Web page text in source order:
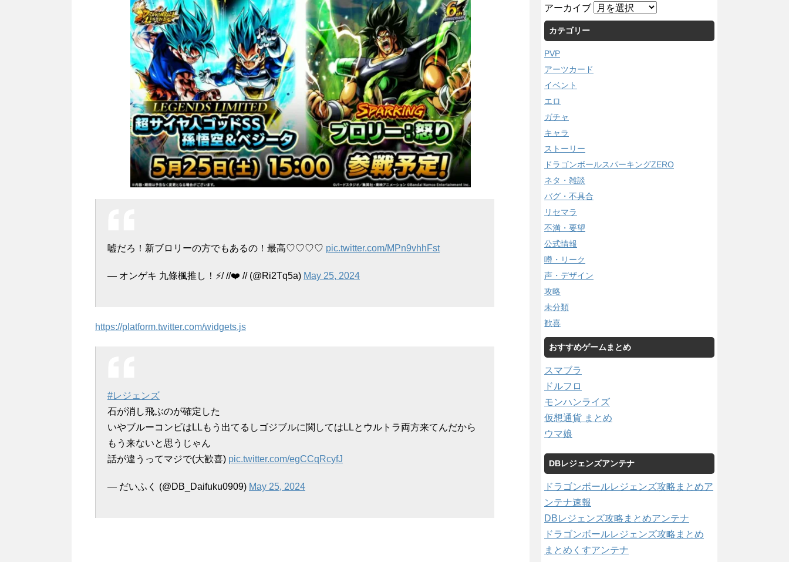
嘘だろ！新ブロリーの方でもあるの！最高♡♡♡♡ pic.twitter.com/MPn9vhhFst
— オンゲキ 九條楓推し！⚡️/ //❤️ // (@Ri2Tq5a) May 25, 2024
https://platform.twitter.com/widgets.js
#レジェンズ
石が消し飛ぶのが確定した
いやブルーコンビはLLもう出てるしゴジブルに関してはLLとウルトラ両方来てんだから
もう来ないと思うじゃん
話が違うってマジで(大歓喜) pic.twitter.com/egCCqRcyfJ
— だいふく (@DB_Daifuku0909) May 25, 2024
アーカイブ
カテゴリー
PVP
アーツカード
イベント
エロ
ガチャ
キャラ
ストーリー
ドラゴンボールスパーキングZERO
ネタ・雑談
バグ・不具合
リセマラ
不満・要望
公式情報
噂・リーク
声・デザイン
攻略
未分類
歓喜
おすすめゲームまとめ
スマブラ
ドルフロ
モンハンライズ
仮想通貨 まとめ
ウマ娘
DBレジェンズアンテナ
ドラゴンボールレジェンズ攻略まとめア
ンテナ速報
DBレジェンズ攻略まとめアンテナ
ドラゴンボールレジェンズ攻略まとめ
まとめくすアンテナ